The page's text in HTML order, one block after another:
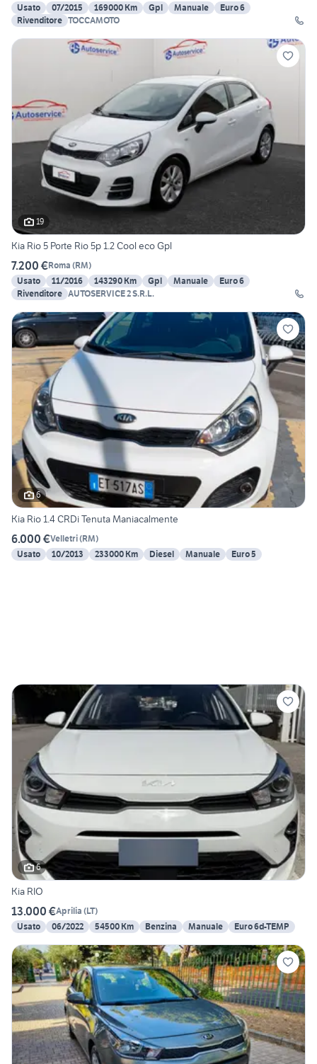
Usato
07/2015 169000 Km Gpl Manuale
Euro 6
Rivenditore TOCCAMOTO
19
Kia Rio 5 Porte Rio 5p 1.2 Cool eco Gpl
7.200 €Roma (RM)
Usato
11/2016 143290 Km Gpl Manuale
Euro 6
Rivenditore AUTOSERVICE 2 S.R.L.
6
Kia Rio 1.4 CRDi Tenuta Maniacalmente
6.000 €Velletri(RM)
Usato
10/2013 233000 Km Diesel Manuale Euro 5
6
Kia RIO
13.000 €Aprilia (LT)
Usato
06/2022 54500 Km Benzina Manuale Euro 6d-TEMP